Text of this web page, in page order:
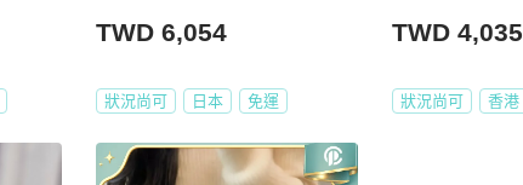
TWD 6,054
狀況尚可 日本 免運
TWD 4,035
狀況尚可 香港